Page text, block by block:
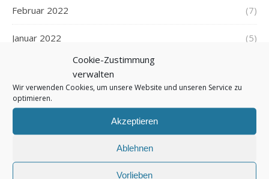
Cookie-Zustimmung
verwalten
Wir verwenden Cookies, um unsere Website und unseren Service zu
optimieren.
Akzeptieren
Ablehnen
Vorlieben
Februar 2022 (7)
Januar 2022 (5)
Dezember 2021
November 2021